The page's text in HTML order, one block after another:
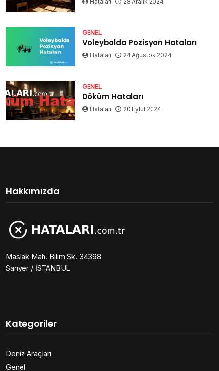
Hataları 28 Aralık 2024
GENEL
Voleybolda Pozisyon Hataları
Hataları 24 Ağustos 2024
GENEL
Döküm Hataları
Hataları 20 Eylül 2024
Hakkımızda
Maslak Mah. Bilim Sk. 34398
Sarıyer / İSTANBUL
Kategoriler
Deniz Araçları
Genel